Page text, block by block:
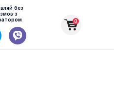
без
з
0